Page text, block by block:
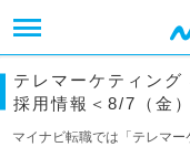
テレマーケティン
採用情報＜8/7（金
マイナビ転職では「テレマ